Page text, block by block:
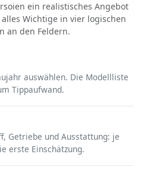
ein realistisches Angebot
Wichtige in vier logischen
an den Feldern.
auswählen. Die Modellliste
Tippaufwand.
Getriebe und Ausstattung: je
erste Einschätzung.